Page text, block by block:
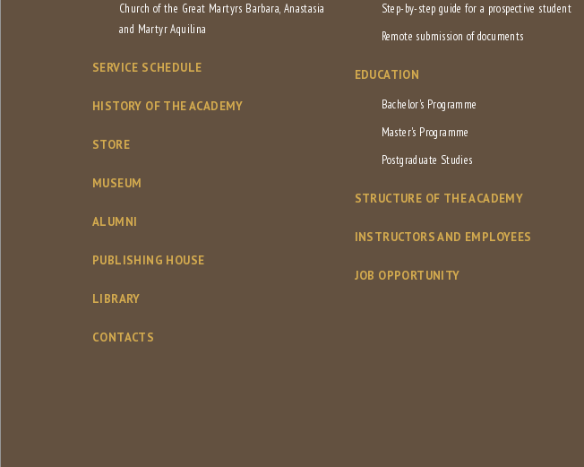
Church of the Great Martyrs Barbara, Anastasia
and Martyr Aquilina
SERVICE SCHEDULE
HISTORY OF THE ACADEMY
STORE
MUSEUM
ALUMNI
PUBLISHING HOUSE
LIBRARY
CONTACTS
Step-by-step guide for a prospective student
Remote submission of documents
EDUCATION
Bachelor's Programme
Master's Programme
Postgraduate Studies
STRUCTURE OF THE ACADEMY
INSTRUCTORS AND EMPLOYEES
JOB OPPORTUNITY